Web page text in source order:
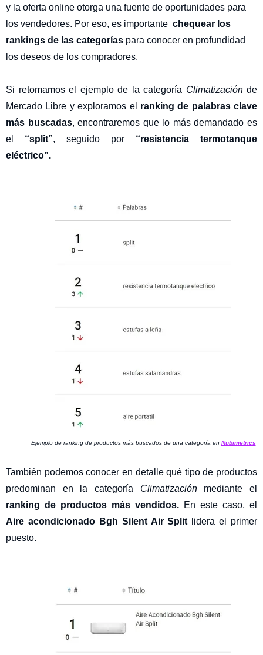
y la oferta online otorga una fuente de oportunidades para
los vendedores. Por eso, es importante chequear los
rankings de las categorías para conocer en profundidad
los deseos de los compradores.
Si retomamos el ejemplo de la categoría Climatización de
Mercado Libre y exploramos el ranking de palabras clave
más buscadas, encontraremos que lo más demandado es
el “split”, seguido por “resistencia termotanque
eléctrico”.
Ejemplo de ranking de productos más buscados de una categoría en Nubimetrics
También podemos conocer en detalle qué tipo de productos
predominan en la categoría Climatización mediante el
ranking de productos más vendidos. En este caso, el
Aire acondicionado Bgh Silent Air Split
lidera el primer
puesto.